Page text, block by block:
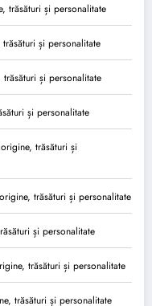
trăsături și personalitate
și personalitate
și personalitate
și personalitate
trăsături și
trăsături și personalitate
și personalitate
trăsături și personalitate
trăsături și personalitate